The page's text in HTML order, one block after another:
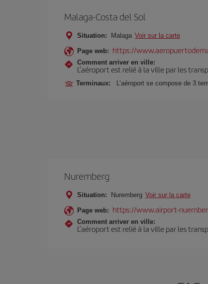
Malaga-Costa del Sol
Situation: Malaga Voir sur la carte
Page web: https://
Comment arriver en ville:
L’aéroport est relié à la ville par les
Terminaux: L’aéroport se compose de 3
Nuremberg
Situation: Nuremberg Voir sur la carte
Page web: https://www.airport-
Comment arriver en ville:
L’aéroport est relié à la ville par les